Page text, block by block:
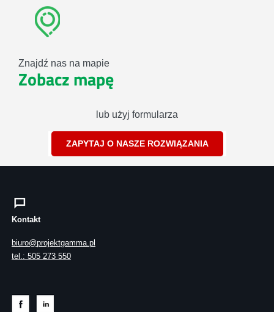
Znajdź nas na mapie
Zobacz mapę
lub użyj formularza
ZAPYTAJ O NASZE ROZWIĄZANIA
Kontakt
biuro@projektgamma.pl
tel.: 505 273 550